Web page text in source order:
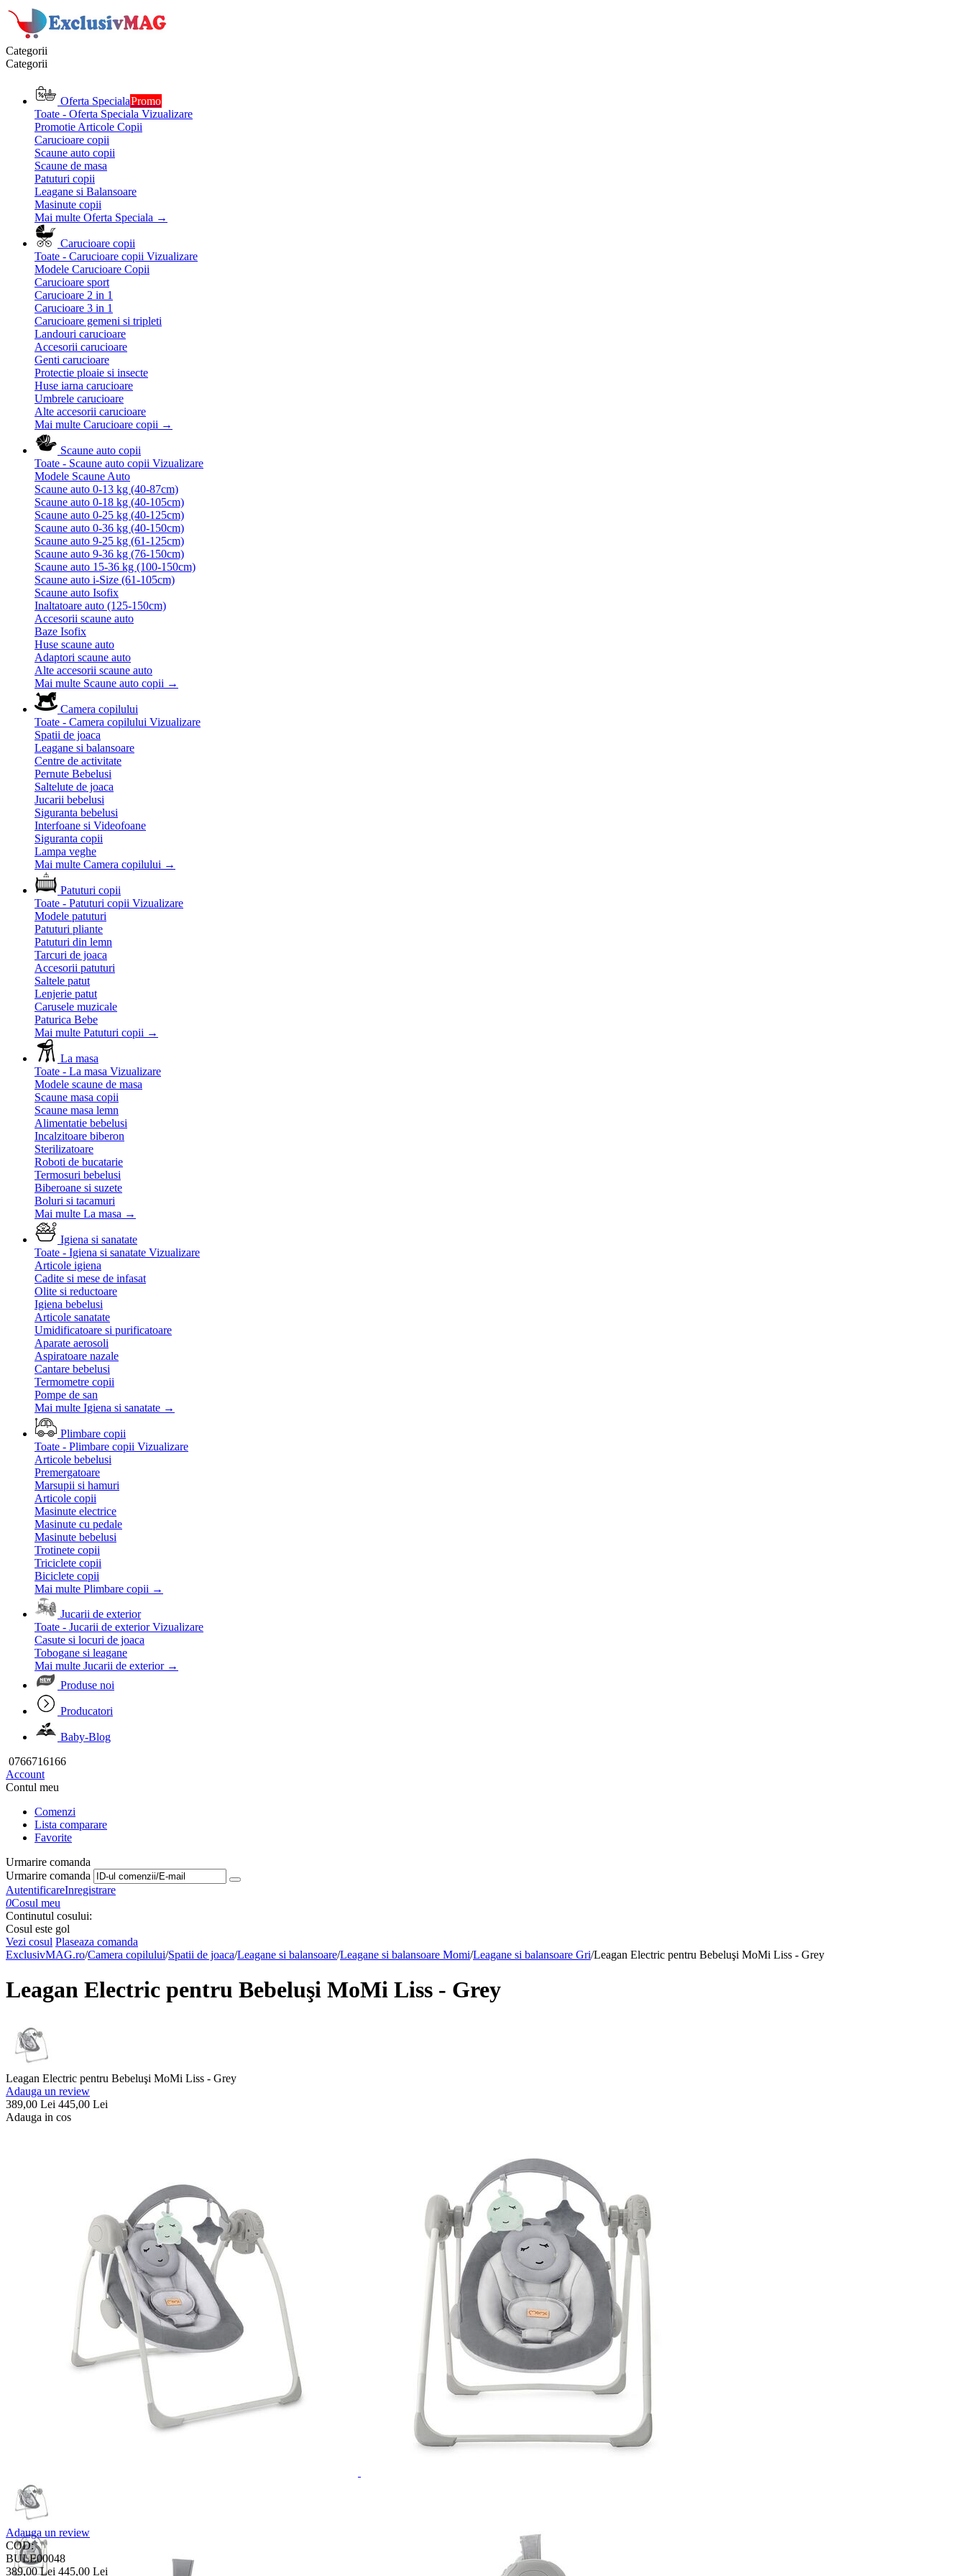
Categorii
Categorii
Oferta SpecialaPromo
Toate - Oferta Speciala Vizualizare
Promotie Articole Copii
Carucioare copii
Scaune auto copii
Scaune de masa
Patuturi copii
Leagane si Balansoare
Masinute copii
Mai multe Oferta Speciala →
Carucioare copii
Toate - Carucioare copii Vizualizare
Modele Carucioare Copii
Carucioare sport
Carucioare 2 in 1
Carucioare 3 in 1
Carucioare gemeni si tripleti
Landouri carucioare
Accesorii carucioare
Genti carucioare
Protectie ploaie si insecte
Huse iarna carucioare
Umbrele carucioare
Alte accesorii carucioare
Mai multe Carucioare copii →
Scaune auto copii
Toate - Scaune auto copii Vizualizare
Modele Scaune Auto
Scaune auto 0-13 kg (40-87cm)
Scaune auto 0-18 kg (40-105cm)
Scaune auto 0-25 kg (40-125cm)
Scaune auto 0-36 kg (40-150cm)
Scaune auto 9-25 kg (61-125cm)
Scaune auto 9-36 kg (76-150cm)
Scaune auto 15-36 kg (100-150cm)
Scaune auto i-Size (61-105cm)
Scaune auto Isofix
Inaltatoare auto (125-150cm)
Accesorii scaune auto
Baze Isofix
Huse scaune auto
Adaptori scaune auto
Alte accesorii scaune auto
Mai multe Scaune auto copii →
Camera copilului
Toate - Camera copilului Vizualizare
Spatii de joaca
Leagane si balansoare
Centre de activitate
Pernute Bebelusi
Saltelute de joaca
Jucarii bebelusi
Siguranta bebelusi
Interfoane si Videofoane
Siguranta copii
Lampa veghe
Mai multe Camera copilului →
Patuturi copii
Toate - Patuturi copii Vizualizare
Modele patuturi
Patuturi pliante
Patuturi din lemn
Tarcuri de joaca
Accesorii patuturi
Saltele patut
Lenjerie patut
Carusele muzicale
Paturica Bebe
Mai multe Patuturi copii →
La masa
Toate - La masa Vizualizare
Modele scaune de masa
Scaune masa copii
Scaune masa lemn
Alimentatie bebelusi
Incalzitoare biberon
Sterilizatoare
Roboti de bucatarie
Termosuri bebelusi
Biberoane si suzete
Boluri si tacamuri
Mai multe La masa →
Igiena si sanatate
Toate - Igiena si sanatate Vizualizare
Articole igiena
Cadite si mese de infasat
Olite si reductoare
Igiena bebelusi
Articole sanatate
Umidificatoare si purificatoare
Aparate aerosoli
Aspiratoare nazale
Cantare bebelusi
Termometre copii
Pompe de san
Mai multe Igiena si sanatate →
Plimbare copii
Toate - Plimbare copii Vizualizare
Articole bebelusi
Premergatoare
Marsupii si hamuri
Articole copii
Masinute electrice
Masinute cu pedale
Masinute bebelusi
Trotinete copii
Triciclete copii
Biciclete copii
Mai multe Plimbare copii →
Jucarii de exterior
Toate - Jucarii de exterior Vizualizare
Casute si locuri de joaca
Tobogane si leagane
Mai multe Jucarii de exterior →
Produse noi
Producatori
Baby-Blog
0766716166
Account
Contul meu
Comenzi
Lista comparare
Favorite
Urmarire comanda
Urmarire comanda
AutentificareInregistrare
0Cosul meu
Continutul cosului:
Cosul este gol
Vezi cosul Plaseaza comanda
ExclusivMAG.ro/Camera copilului/Spatii de joaca/Leagane si balansoare/Leagane si balansoare Momi/Leagane si balansoare Gri/Leagan Electric pentru Bebeluşi MoMi Liss - Grey
Leagan Electric pentru Bebeluşi MoMi Liss - Grey
Leagan Electric pentru Bebeluşi MoMi Liss - Grey
Adauga un review
389,00 Lei 445,00 Lei
Adauga in cos
Adauga un review
COD:
BULE00048
389,00 Lei 445,00 Lei